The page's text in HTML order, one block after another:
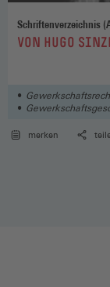
Schriftenverzeichnis
:VON HUGO
Sozialrechts
merken